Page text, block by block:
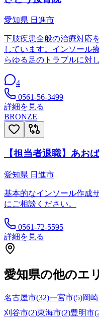
愛知県 日進市
下肢疾患全般の治療対応
しています。インソール
らゆる足のトラブルに対
4
0561-56-3499
詳細を見る
BRONZE
【担当者退職】あお
愛知県 日進市
基本的なインソール作成
にご相談ください。
0561-72-5595
詳細を見る
愛知県の他のエ
名古屋市(32)一宮市(5)岡
刈谷市(2)東海市(2)豊明市(